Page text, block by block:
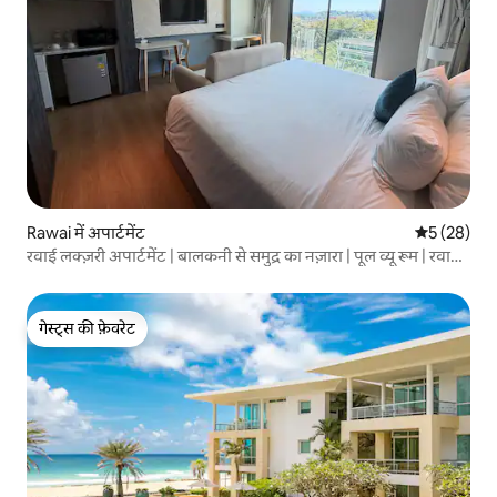
Rawai में अपार्टमेंट औसत रेटिंग
5 (28)
रवाई लक्ज़री अपार्टमेंट | बालकनी से समुद्र का नज़ारा | पूल व्यू रूम | रवाई
गेस्ट्स की फ़ेवरेट
गेस्ट्स की फ़ेवरेट